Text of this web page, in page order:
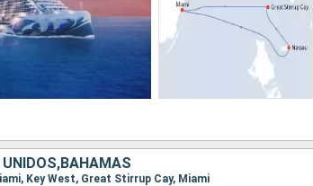
Key West, Great Stirrup Cay, Miami